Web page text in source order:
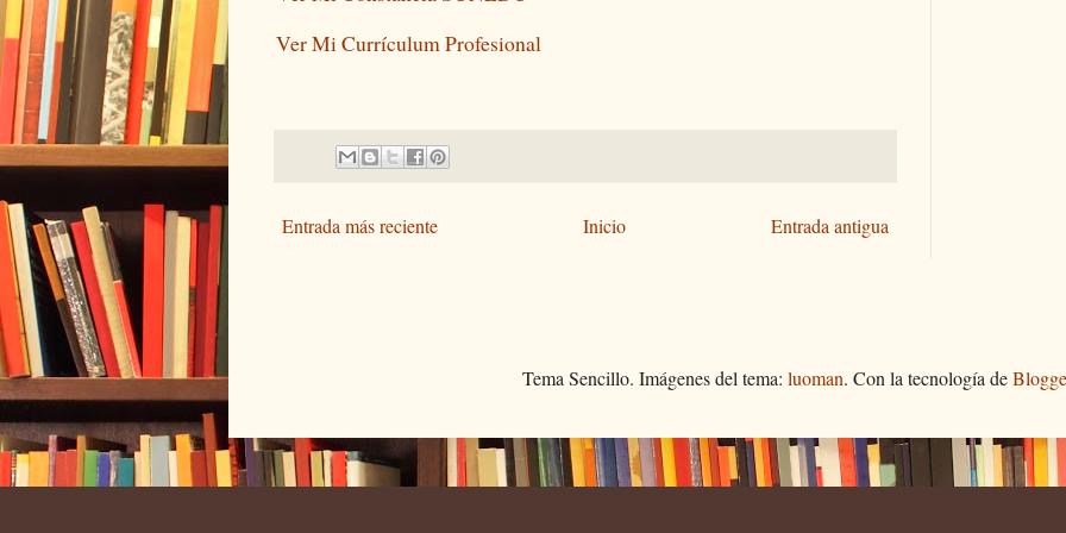
Ver Mi Currículum Profesional
Entrada más reciente Entrada antigua
Inicio
Tema Sencillo. Imágenes del tema: luoman. Con la tecnología de